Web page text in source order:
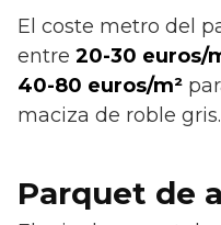
El coste metro del
entre 20-30 euros/
40-80 euros/m²
maciza de roble gris.
Parquet de